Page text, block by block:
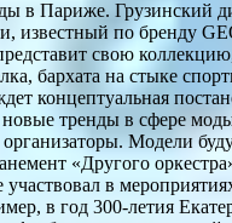
в Париже. Грузинский
известный по бренду
свою
бархата на стыке
концептуальная
тренды в сфере
Модели
«Другого
в
в год 300-летия